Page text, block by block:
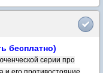
бесплатно)
серии про